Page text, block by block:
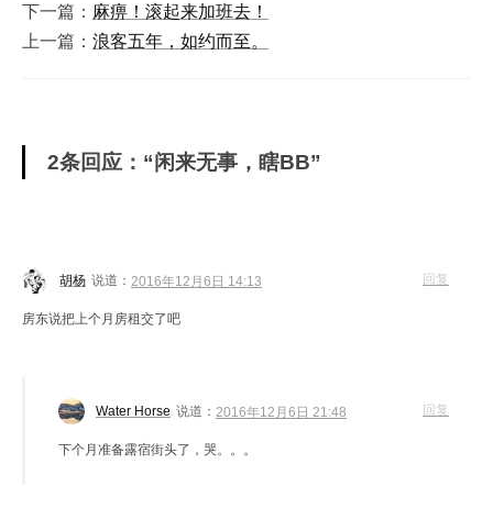
下一篇： 麻痹！滚起来加班去！
上一篇： 浪客五年，如约而至。
2条回应：“闲来无事，瞎BB”
胡杨 说道： 2016年12月6日 14:13
房东说把上个月房租交了吧
回复
Water Horse 说道： 2016年12月6日 21:48
下个月准备露宿街头了，哭。。。
回复